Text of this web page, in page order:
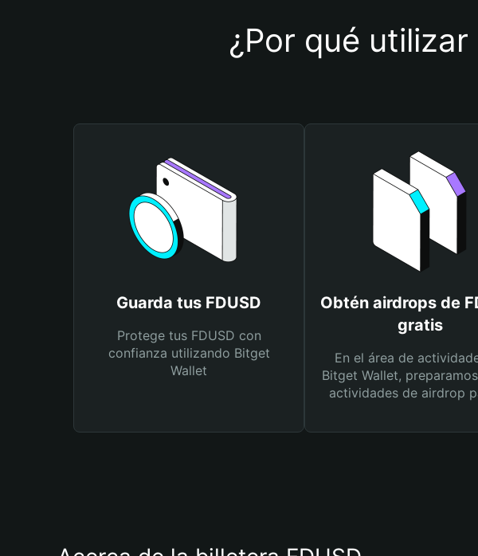
¿Por qué
Guarda tus FDUSD
Protege tus FDUSD con
confianza utilizando Bitget
Wallet
Obtén airdrops de
gratis
En el área de
Bitget Wallet,
actividades de airdrop